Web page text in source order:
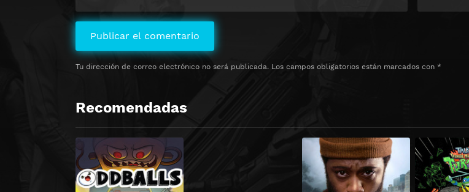
Tu dirección de correo electrónico no será publicada. Los campos obligatorios están marcados con *
Recomendadas